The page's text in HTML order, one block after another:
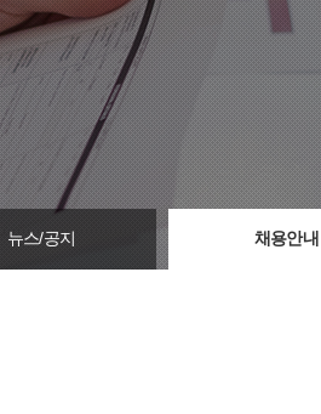
뉴스/공지 채용안내